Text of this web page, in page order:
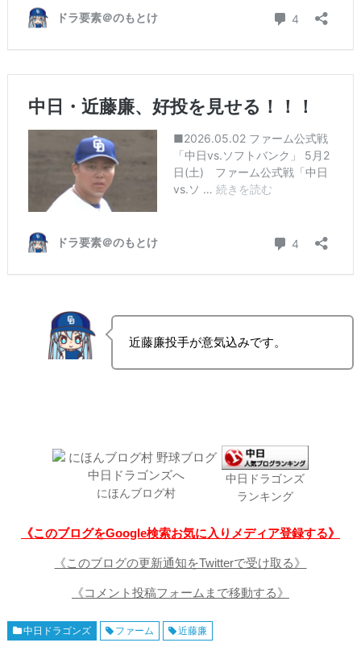
近藤廉投手が意気込みです。
にほんブログ村
中日ドラゴンズ
ランキング
《このブログをGoogle検索お気に入りメディア登録する》
《このブログの更新通知をTwitterで受け取る》
《コメント投稿フォームまで移動する》
中日ドラゴンズ ファーム 近藤廉